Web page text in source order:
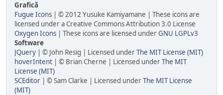
Grafică
Fugue Icons | © 2012 Yusuke Kamiyamane | These icons are
licensed under a Creative Commons Attribution 3.0 License
Oxygen Icons | These icons are licensed underGNU LGPLv3
Software
JQuery | © John Resig | Licensed underThe MIT License (MIT)
hoverIntent | © Brian Cherne | Licensed underThe MIT
License (MIT)
SCEditor | © Sam Clarke | Licensed underThe MIT License
(MIT)